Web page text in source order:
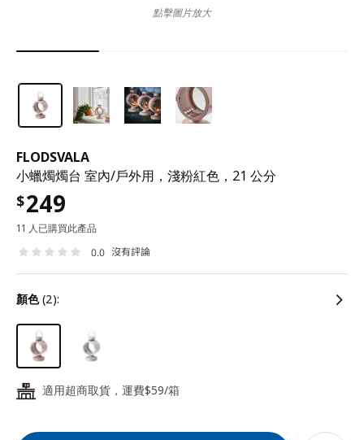
FLODSVALA
小蠟燭燭台 室內/戶外用，淺粉紅色，21 公分
$249
11 人已購買此產品
0.0 沒有評論
顏色(2):
24 適用超商取貨，運費$59/箱
點擊圖片放大